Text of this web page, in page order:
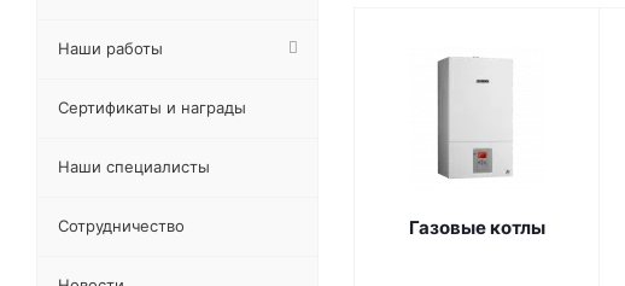
Газовые котлы
Наши работы
Сертификаты и награды
Наши специалисты
Сотрудничество